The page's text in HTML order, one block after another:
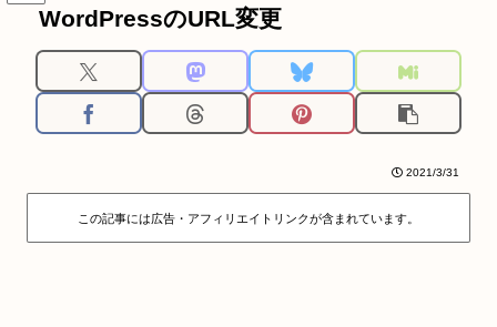
WordPressのURL変更
2021/3/31
この記事には広告・アフィリエイトリンクが含まれています。